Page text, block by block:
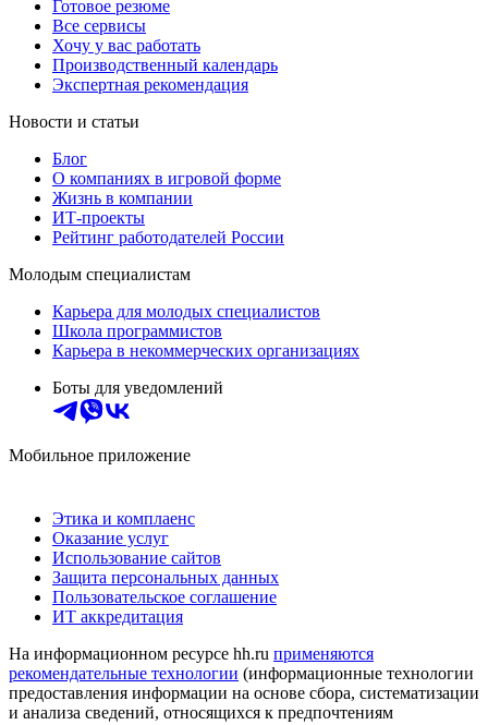
Готовое резюме
Все сервисы
Хочу у вас работать
Производственный календарь
Экспертная рекомендация
Новости и статьи
Блог
О компаниях в игровой форме
Жизнь в компании
ИТ-проекты
Рейтинг работодателей России
Молодым специалистам
Карьера для молодых специалистов
Школа программистов
Карьера в некоммерческих организациях
Боты для уведомлений
Мобильное приложение
Этика и комплаенс
Оказание услуг
Использование сайтов
Защита персональных данных
Пользовательское соглашение
ИТ аккредитация
На информационном ресурсе hh.ru применяются
рекомендательные технологии (информационные технологии
предоставления информации на основе сбора, систематизации
и анализа сведений, относящихся к предпочтениям